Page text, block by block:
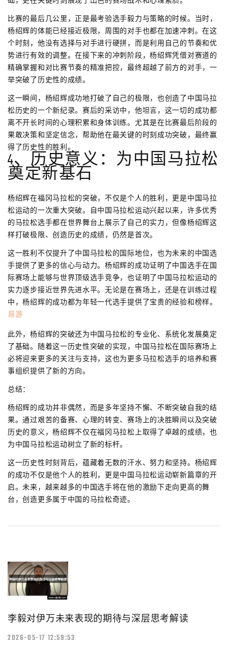
比赛的最后几公里，正是最考验选手毅力与策略的时候。当时，
杨绍辉的体能已经接近极限，周围的对手也都在加速冲刺。在这
个时刻，他没有选择与对手进行硬拼，而是利用自己的节奏和优
势进行有效的调整。在接下来的冲刺阶段，杨绍辉凭借对赛道的
精确掌握和对比赛节奏的精准把控，最终超越了前方的对手，一
举突破了历史性的成绩。
这一瞬间，杨绍辉成功地打破了自己的极限，也创造了中国马拉
松历史的一个新纪录。赛后的采访中，他坦言，这一切的成功都
离不开长时间的心理积累和身体训练。尤其是在比赛最后阶段的
果敢决策和坚定信念，帮助他在最关键的时刻成功突破，最终赢
得了历史性的胜利。
4、历史意义：为中国马拉松
奠定新基石
杨绍辉在福冈马拉松的突破，不仅是个人的胜利，更是中国马拉
松运动的一次重大突破。自中国马拉松运动兴起以来，许多优秀
的马拉松选手都在世界舞台上展示了自己的实力，但像杨绍辉这
样打破极限、创造历史的成绩，仍然是首次。
这一胜利不仅提升了中国马拉松的国际地位，也为未来的中国选
手提供了更多的信心与动力。杨绍辉的成功证明了中国选手在国
际赛场上能够与世界顶级选手竞争，也证明了中国马拉松运动的
实力逐步接近世界先进水平。无论是在赛场上，还是在训练过程
中，杨绍辉的成功都为年轻一代选手提供了宝贵的经验和榜样。
易游
此外，杨绍辉的突破还为中国马拉松的专业化、系统化发展奠定
了基础。随着这一历史性突破的实现，中国马拉松在国际赛场上
必将迎来更多的关注与支持，这也为更多马拉松选手的培养和赛
事组织提供了新的方向。
总结：
杨绍辉的成功并非偶然，而是多年坚持不懈、不断突破自我的结
果。通过艰苦的备赛、心理的转变、赛场上的决胜瞬间以及突破
历史的意义，杨绍辉不仅在福冈马拉松上取得了卓越的成绩，也
为中国马拉松运动树立了新的标杆。
这一历史性时刻背后，蕴藏着无数的汗水、努力和坚持。杨绍辉
的成功不仅是他个人的胜利，更是中国马拉松运动崭新篇章的开
启。未来，越来越多的中国选手将在他的激励下走向更高的舞
台，创造更多属于中国的马拉松奇迹。
李毅对伊万未来表现的期待与深层思考解读
2026-05-17 12:59:53